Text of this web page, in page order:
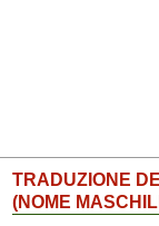
TRADUZIONE
(NOME